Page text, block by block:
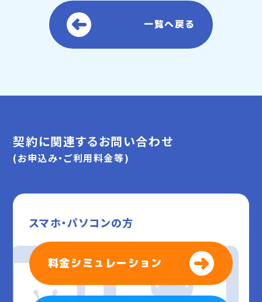
一覧へ戻る
契約に関連するお問い合わせ
(お申込み・ご利用料金等)
スマホ・パソコンの方
料金シミュレーション